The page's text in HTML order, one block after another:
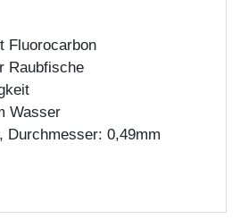
Fluorocarbon
Raubfische
Wasser
Durchmesser: 0,49mm